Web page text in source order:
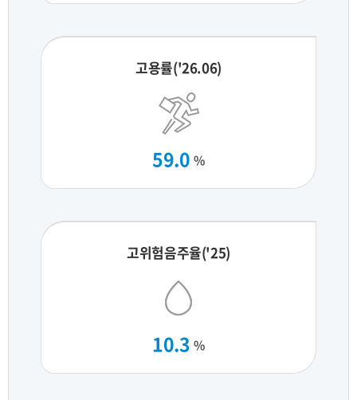
고용률('26.06)
59.0 %
고위험음주율('25)
10.3 %